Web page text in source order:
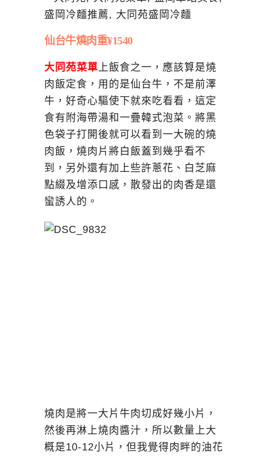
仙台牛燒肉重¥1540
大同苑菜單 上飯食之一，應該算是燒
肉飯定食，用的是仙台牛，不是前澤
牛，好奇心驅使下就來吃看看，這定
食有附海帶湯和一疊韓式泡菜。將黑
色袋子打開後就可以看到一大碗的燒
肉飯，燒肉片將白飯蓋到幾乎看不
到，另外還有加上些許蔥花、白芝麻
點綴及增添口感，散發出的肉香是還
蠻誘人的。
燒肉是將一大片牛肉切成好幾小片，
然後再淋上燒肉醬汁，所以數量上大
概是10-12小片，但我覺得肉畔的油花